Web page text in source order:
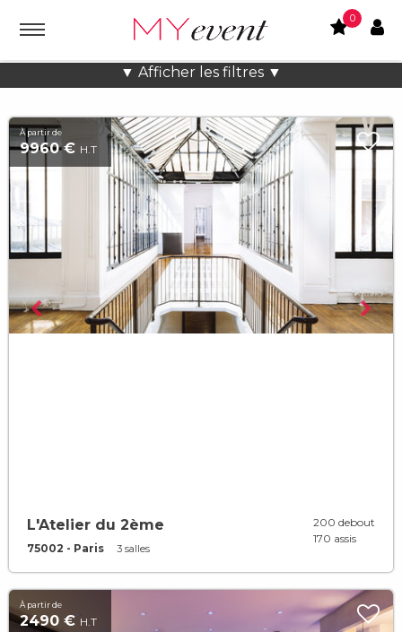
0
▼ Afficher les filtres ▼
Location lieux et salles atypiques
À partir de
9960 € H.T
L'Atelier du 2ème
75002 - Paris 3 salles
200 debout
170 assis
À partir de
2490 €H.T